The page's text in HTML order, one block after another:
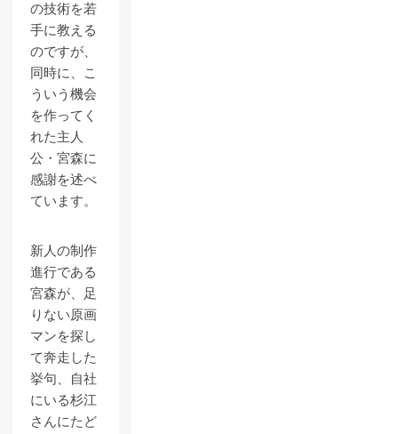
の技術を若
手に教える
のですが、
同時に、こ
ういう機会
を作ってく
れた主人
公・宮森に
感謝を述べ
ています。
新人の制作
進行である
宮森が、足
りない原画
マンを探し
て奔走した
挙句、自社
にいる杉江
さんにたど